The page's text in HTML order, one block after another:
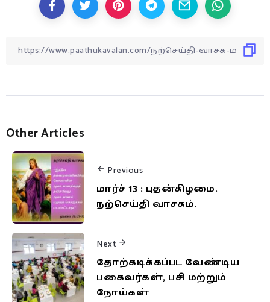
Other Articles
Previous
மார்ச் 13 : புதன்கிழமை.
நற்செய்தி வாசகம்.
Next
தோற்கடிக்கப்பட வேண்டிய
பகைவர்கள், பசி மற்றும்
நோய்கள்